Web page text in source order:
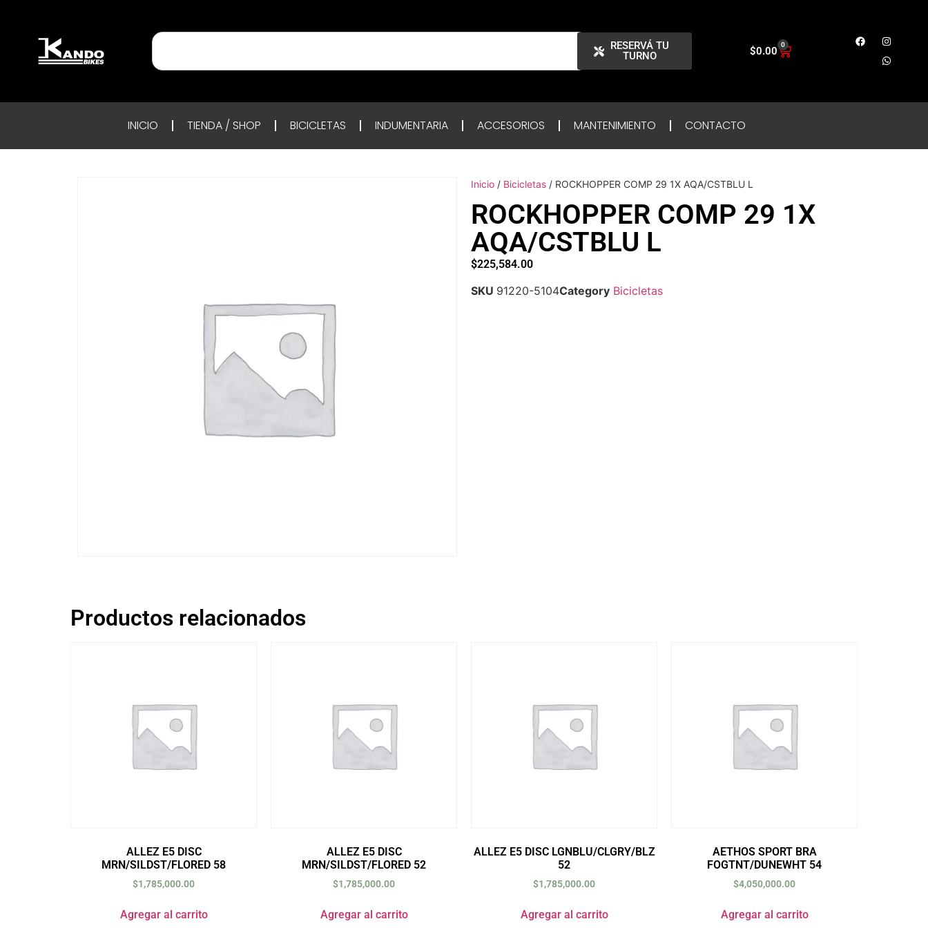
RESERVÁ TU
TURNO
$0.00 0
INICIO TIENDA / SHOP BICICLETAS INDUMENTARIA ACCESORIOS MANTENIMIENTO CONTACTO
Inicio / Bicicletas / ROCKHOPPER COMP 29 1X AQA/CSTBLU L
ROCKHOPPER COMP 29 1X
AQA/CSTBLU L
$225,584.00
SKU 91220-5104Category Bicicletas
Productos relacionados
ALLEZ E5 DISC
MRN/SILDST/FLORED 58
$1,785,000.00
Agregar al carrito
ALLEZ E5 DISC
MRN/SILDST/FLORED 52
$1,785,000.00
Agregar al carrito
ALLEZ E5 DISC LGNBLU/CLGRY/BLZ
52
$1,785,000.00
Agregar al carrito
AETHOS SPORT BRA
FOGTNT/DUNEWHT 54
$4,050,000.00
Agregar al carrito